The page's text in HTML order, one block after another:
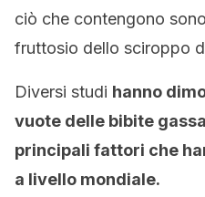
ciò che contengono
fruttosio dello sciroppo
Diversi studi hanno
vuote delle bibite
principali fattori che
a livello mondiale.